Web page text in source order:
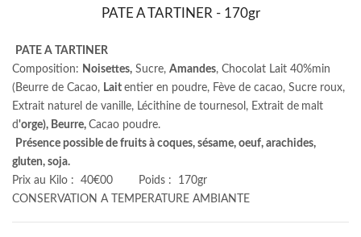
PATE A TARTINER - 170gr
PATE A TARTINER
Composition: Noisettes, Sucre, Amandes, Chocolat Lait 40%min
(Beurre de Cacao, Lait entier en poudre, Fève de cacao, Sucre roux,
Extrait naturel de vanille, Lécithine de tournesol, Extrait de malt
d'orge), Beurre, Cacao poudre.
Présence possible de fruits à coques, sésame, oeuf, arachides,
gluten, soja.
Prix au Kilo : 40€00 Poids : 170gr
CONSERVATION A TEMPERATURE AMBIANTE